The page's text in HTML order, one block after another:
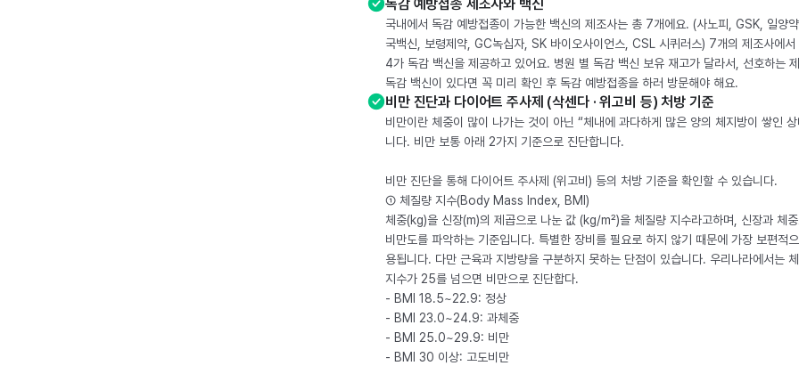
독감 예방접종 제조사와 백신
국내에서 독감 예방접종이 가능한 백신의 제조사는 총 7개에요. (사노피, GSK, 일양
국백신, 보령제약, GC녹십자, SK 바이오사이언스, CSL 시퀴러스) 7개의 제조사에서
4가 독감 백신을 제공하고 있어요. 병원 별 독감 백신 보유 재고가 달라서, 선호하는
독감 백신이 있다면 꼭 미리 확인 후 독감 예방접종을 하러 방문해야 해요.
비만 진단과 다이어트 주사제 (삭센다 · 위고비 등) 처방 기준
비만이란 체중이 많이 나가는 것이 아닌 “체내에 과다하게 많은 양의 체지방이 쌓인
니다. 비만 보통 아래 2가지 기준으로 진단합니다.
비만 진단을 통해 다이어트 주사제 (위고비) 등의 처방 기준을 확인할 수 있습니다.
① 체질량 지수(Body Mass Index, BMI)
체중(kg)을 신장(m)의 제곱으로 나눈 값 (kg/m²)을 체질량 지수라고하며, 신장과 체
비만도를 파악하는 기준입니다. 특별한 장비를 필요로 하지 않기 때문에 가장 보편적
용됩니다. 다만 근육과 지방량을 구분하지 못하는 단점이 있습니다. 우리나라에서는
지수가 25를 넘으면 비만으로 진단합다.
- BMI 18.5~22.9: 정상
- BMI 23.0~24.9: 과체중
- BMI 25.0~29.9: 비만
- BMI 30 이상: 고도비만